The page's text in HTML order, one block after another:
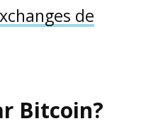
de
Bitcoin?